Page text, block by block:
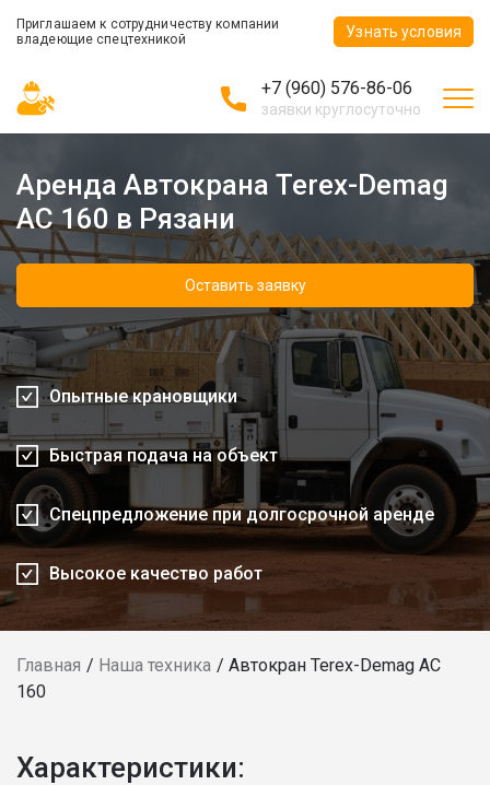
Приглашаем к сотрудничеству компании
владеющие спецтехникой
Узнать условия
+7 (960) 576-86-06
заявки круглосуточно
Аренда Автокрана Terex-Demag
AC 160 в Рязани
Оставить заявку
Опытные крановщики
Быстрая подача на объект
Спецпредложение при долгосрочной аренде
Высокое качество работ
Главная Наша техника
Автокран Terex-Demag AC
160
Характеристики: